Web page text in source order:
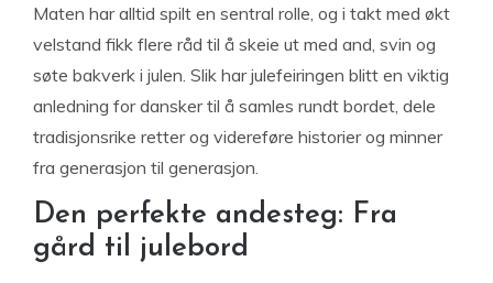
Maten har alltid spilt en sentral rolle, og i takt med økt
velstand fikk flere råd til å skeie ut med and, svin og
søte bakverk i julen. Slik har julefeiringen blitt en viktig
anledning for dansker til å samles rundt bordet, dele
tradisjonsrike retter og videreføre historier og minner
fra generasjon til generasjon.
Den perfekte andesteg: Fra
gård til julebord